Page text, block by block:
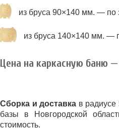
из бруса 90×140 мм. — по
из бруса 140×140 мм. —
Цена на каркасную баню —
Сборка и доставка в радиусе
базы в Новгородской
стоимость.